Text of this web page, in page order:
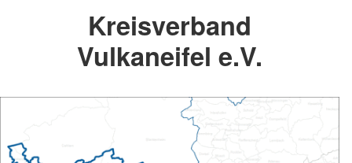
Kreisverband
Vulkaneifel e.V.